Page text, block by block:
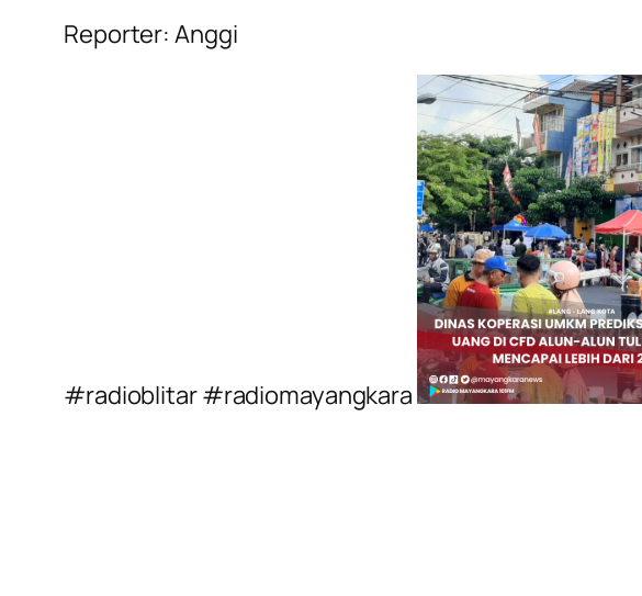
Reporter: Anggi
#radioblitar #radiomayangkara